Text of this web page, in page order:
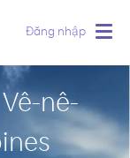
Đăng nhập
nê-